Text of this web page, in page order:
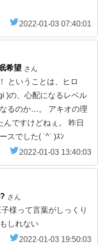
2022-01-03 07:40:01
希望 さん
ということは、ヒロ
)の、心配になるレベル
るのか…。 アキオの理
ですけどねぇ。 昨日
スでした( ˙^˙ )ｽﾝ
2022-01-03 13:40:03
さん
様って言葉がしっくり
しれない
2022-01-03 19:50:03